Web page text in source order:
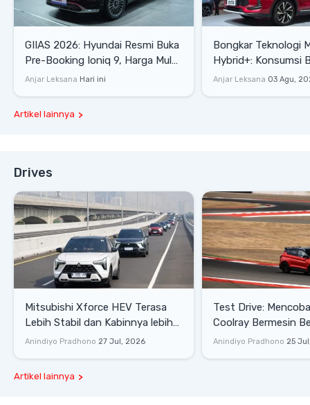
GIIAS 2026: Hyundai Resmi Buka
Pre-Booking Ioniq 9, Harga Mulai
Rp1,49 Miliar
Anjar Leksana Hari ini
Bongkar Teknologi
Hybrid+: Konsumsi
Tembus 27,7 Km/
Anjar Leksana 03 Agu,
Artikel lainnya
Drives
Mitsubishi Xforce HEV Terasa
Lebih Stabil dan Kabinnya lebih
Senyap
Anindiyo Pradhono 27 Jul, 2026
Test Drive: Mencoba Geely
Coolray Bermesin
di Sirkuit Mandalika
Anindiyo Pradhono 25
Artikel lainnya